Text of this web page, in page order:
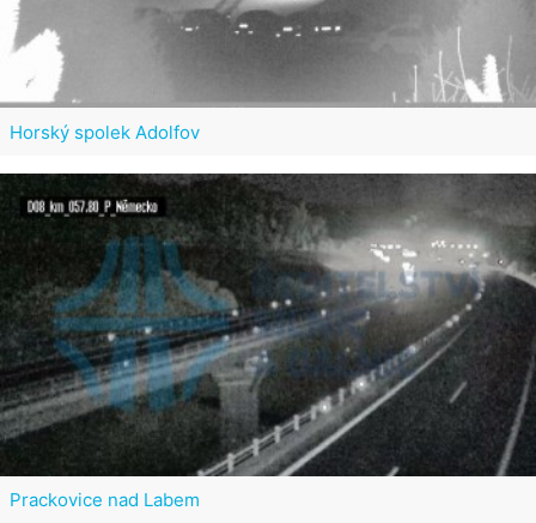
Horský spolek Adolfov
Prackovice nad Labem